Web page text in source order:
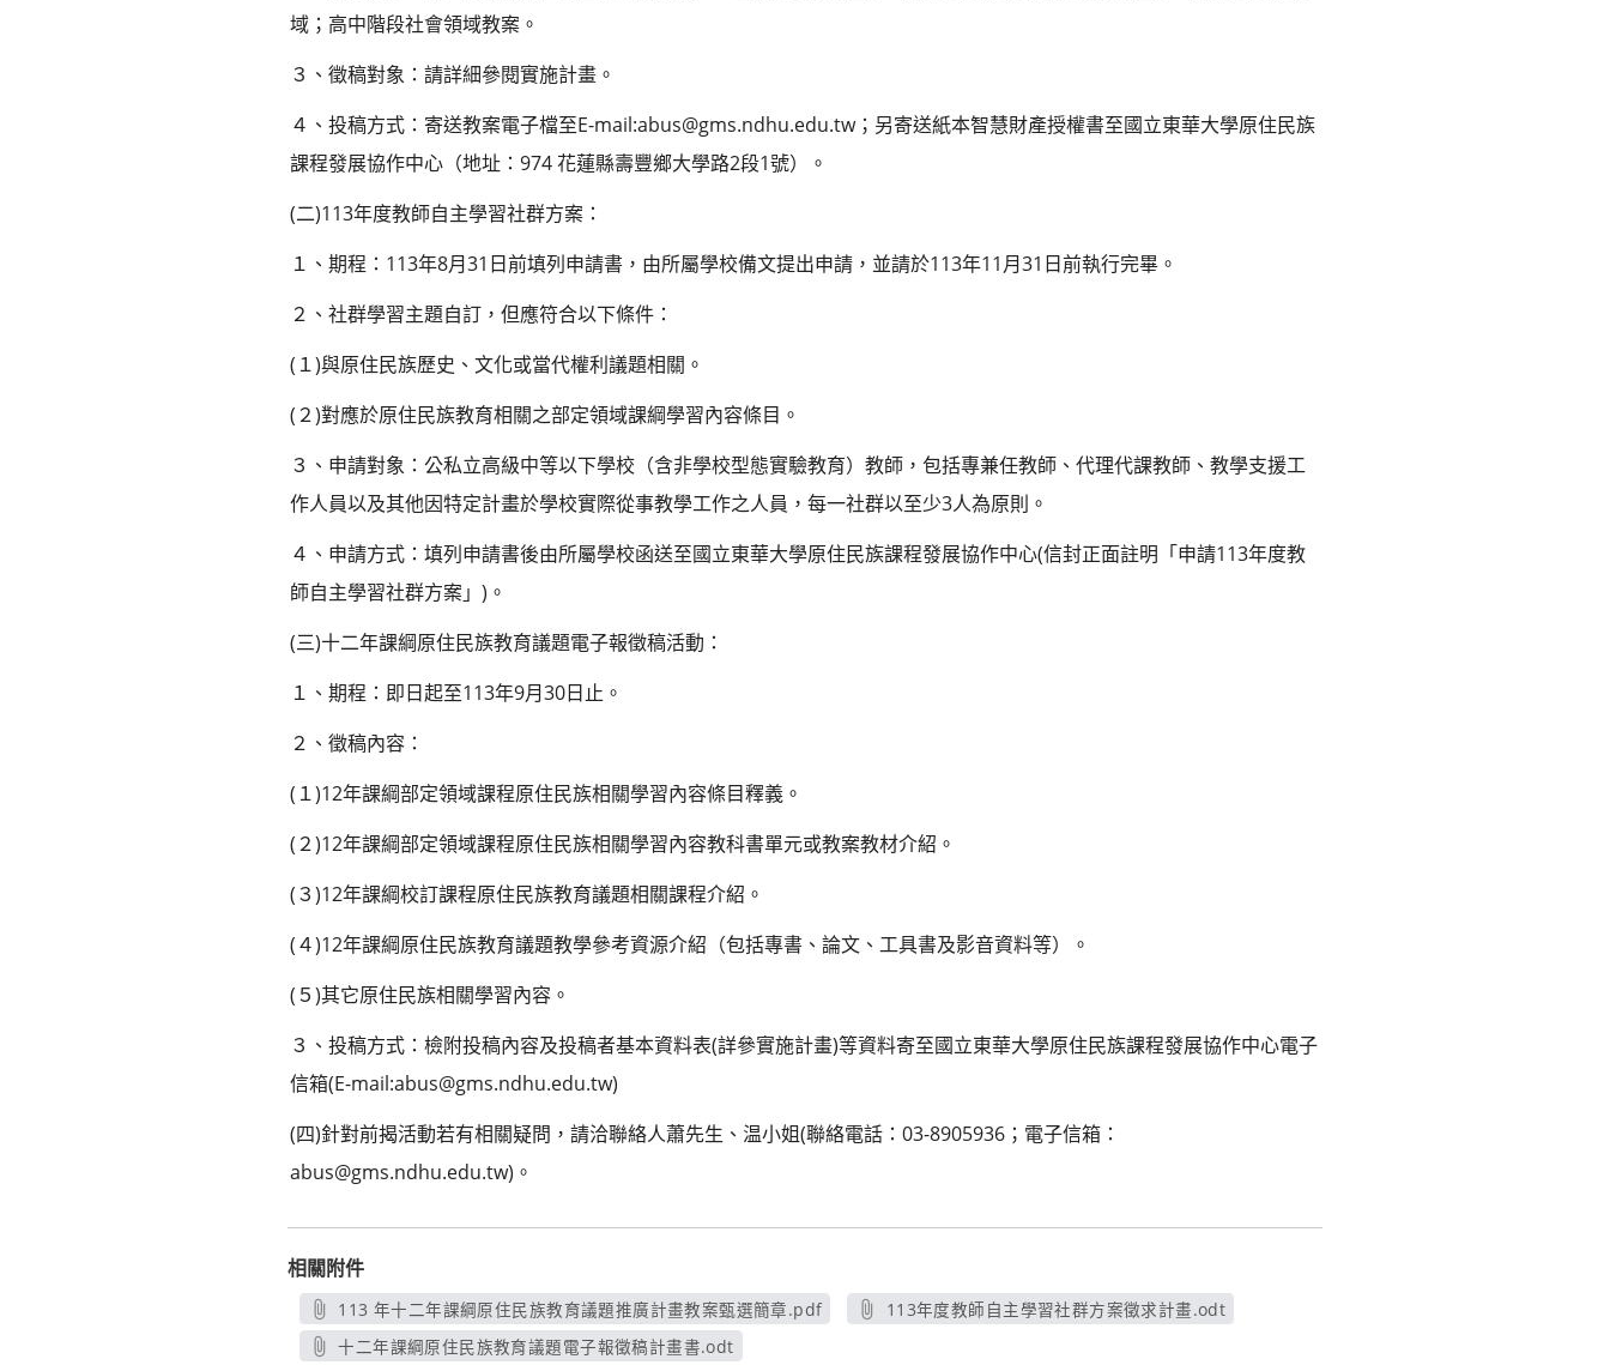
域；高中階段社會領域教案。
３、徵稿對象：請詳細參閱實施計畫。
４、投稿方式：寄送教案電子檔至E-mail:abus@gms.ndhu.edu.tw；另寄送紙本智慧財產授權書至國立東華大學原住民族
課程發展協作中心（地址：974 花蓮縣壽豐鄉大學路2段1號）。
(二)113年度教師自主學習社群方案：
１、期程：113年8月31日前填列申請書，由所屬學校備文提出申請，並請於113年11月31日前執行完畢。
２、社群學習主題自訂，但應符合以下條件：
(１)與原住民族歷史、文化或當代權利議題相關。
(２)對應於原住民族教育相關之部定領域課綱學習內容條目。
３、申請對象：公私立高級中等以下學校（含非學校型態實驗教育）教師，包括專兼任教師、代理代課教師、教學支援工
作人員以及其他因特定計畫於學校實際從事教學工作之人員，每一社群以至少3人為原則。
４、申請方式：填列申請書後由所屬學校函送至國立東華大學原住民族課程發展協作中心(信封正面註明「申請113年度教
師自主學習社群方案」)。
(三)十二年課綱原住民族教育議題電子報徵稿活動：
１、期程：即日起至113年9月30日止。
２、徵稿內容：
(１)12年課綱部定領域課程原住民族相關學習內容條目釋義。
(２)12年課綱部定領域課程原住民族相關學習內容教科書單元或教案教材介紹。
(３)12年課綱校訂課程原住民族教育議題相關課程介紹。
(４)12年課綱原住民族教育議題教學參考資源介紹（包括專書、論文、工具書及影音資料等）。
(５)其它原住民族相關學習內容。
３、投稿方式：檢附投稿內容及投稿者基本資料表(詳參實施計畫)等資料寄至國立東華大學原住民族課程發展協作中心電子
信箱(E-mail:abus@gms.ndhu.edu.tw)
(四)針對前揭活動若有相關疑問，請洽聯絡人蕭先生、温小姐(聯絡電話：03-8905936；電子信箱：
abus@gms.ndhu.edu.tw)。
相關附件
113 年十二年課綱原住民族教育議題推廣計畫教案甄選簡章.pdf
另開新視窗
113年度教師自主學習社群方案徵求計畫.odt
十二年課綱原住民族教育議題電子報徵稿計畫書.odt